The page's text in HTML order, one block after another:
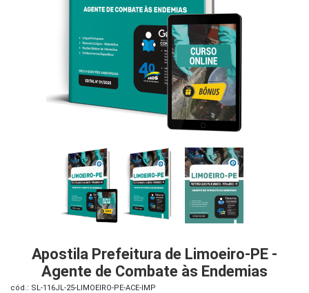
Apostila Prefeitura de Limoeiro-PE -
Agente de Combate às Endemias
cód.: SL-116JL-25-LIMOEIRO-PE-ACE-IMP